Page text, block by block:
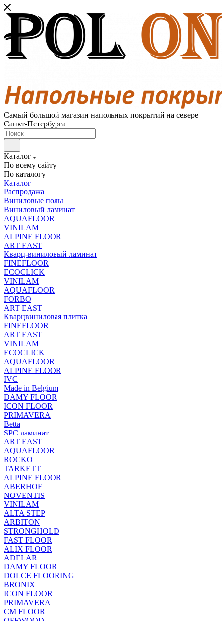
Самый большой магазин напольных покрытий на севере
Санкт-Петербурга
Каталог
По всему сайту
По каталогу
Каталог
Распродажа
Виниловые полы
Виниловый ламинат
AQUAFLOOR
VINILAM
ALPINE FLOOR
ART EAST
Кварц-виниловый ламинат
FINEFLOOR
ECOCLICK
VINILAM
AQUAFLOOR
FORBO
ART EAST
Кварцвиниловая плитка
FINEFLOOR
ART EAST
VINILAM
ECOCLICK
AQUAFLOOR
ALPINE FLOOR
IVC
Made in Belgium
DAMY FLOOR
ICON FLOOR
PRIMAVERA
Betta
SPC ламинат
ART EAST
AQUAFLOOR
ROCKO
TARKETT
ALPINE FLOOR
ABERHOF
NOVENTIS
VINILAM
ALTA STEP
ARBITON
STRONGHOLD
FAST FLOOR
ALIX FLOOR
ADELAR
DAMY FLOOR
DOLCE FLOORING
BRONIX
ICON FLOOR
PRIMAVERA
CM FLOOR